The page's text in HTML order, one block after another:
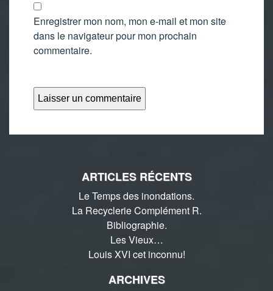
Enregistrer mon nom, mon e-mail et mon site
dans le navigateur pour mon prochain
commentaire.
ARTICLES RÉCENTS
Le Temps des inondations.
La Recyclerie Complément R.
Bibliographie.
Les Vieux…
Louis XVI cet inconnu!
ARCHIVES